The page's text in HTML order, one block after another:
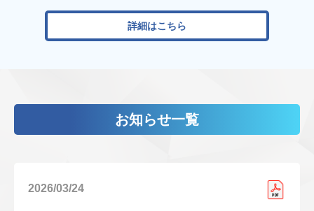
詳細はこちら
お知らせ一覧
2026/03/24